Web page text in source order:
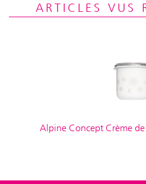
ARTICLES VUS
Alpine Concept Crème